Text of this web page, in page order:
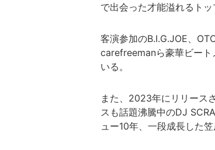
で出会った才能溢れるト
客演参加のB.I.G.JOE、
carefreemanら豪華ビート
いる。
また、2023年にリリース
スも話題沸騰中のDJ
ュー10年、一段成長した